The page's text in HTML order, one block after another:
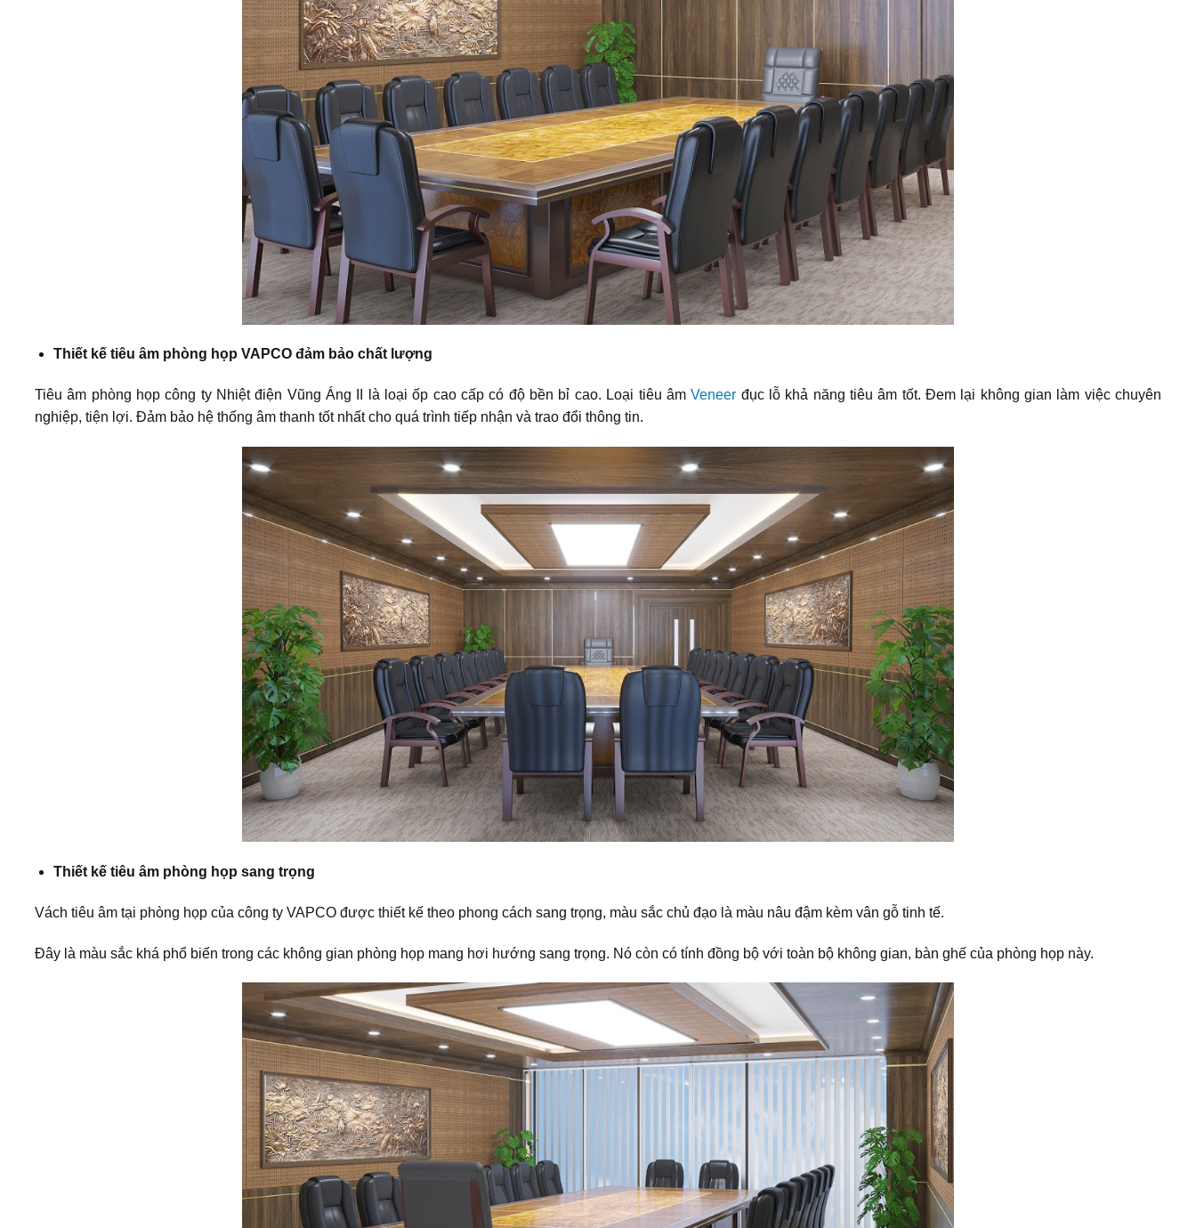
Thiết kế tiêu âm phòng họp VAPCO đảm bảo chất lượng
Tiêu âm phòng họp công ty Nhiệt điện Vũng Áng II là loại ốp cao cấp có độ bền bỉ cao. Loại tiêu âmVeneer đục lỗ khả năng tiêu âm tốt. Đem lại không gian làm việc chuyên
nghiệp, tiện lợi. Đảm bảo hệ thống âm thanh tốt nhất cho quá trình tiếp nhận và trao đổi thông tin.
Thiết kế tiêu âm phòng họp sang trọng
Vách tiêu âm tại phòng họp của công ty VAPCO được thiết kế theo phong cách sang trọng, màu sắc chủ đạo là màu nâu đậm kèm vân gỗ tinh tế.
Đây là màu sắc khá phổ biến trong các không gian phòng họp mang hơi hướng sang trọng. Nó còn có tính đồng bộ với toàn bộ không gian, bàn ghế của phòng họp này.